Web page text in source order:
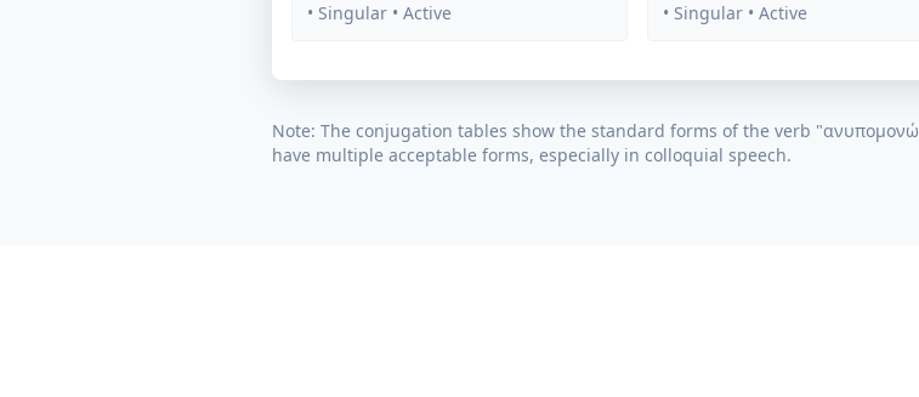
• Singular • Active • Singular • Active
Note: The conjugation tables show the standard forms of the verb "ανυπομονώ
have multiple acceptable forms, especially in colloquial speech.